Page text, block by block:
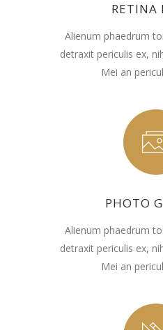
RETINA
Alienum phaedrum
detraxit periculis ex,
Mei an
PHOTO
Alienum phaedrum
detraxit periculis ex,
Mei an